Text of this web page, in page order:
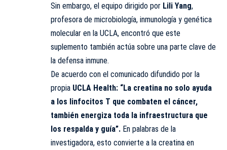
Sin embargo, el equipo dirigido por Lili Yang,
profesora de microbiología, inmunología y genética
molecular en la UCLA, encontró que este
suplemento también actúa sobre una parte clave de
la defensa inmune.
De acuerdo con el comunicado difundido por la
propia UCLA Health: “La creatina no solo ayuda
a los linfocitos T que combaten el cáncer,
también energiza toda la infraestructura que
los respalda y guía”. En palabras de la
investigadora, esto convierte a la creatina en